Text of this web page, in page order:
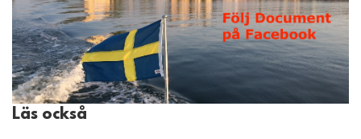
Läs också